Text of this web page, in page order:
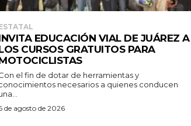
EDUCACIÓN VIAL DE JUÁREZ A
CURSOS GRATUITOS PARA
el fin de dotar de herramientas y
necesarios a quienes conducen
de agosto de 2026